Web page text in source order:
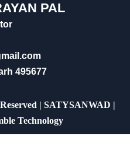
PAL
495677
| SATYSANWAD |
Technology